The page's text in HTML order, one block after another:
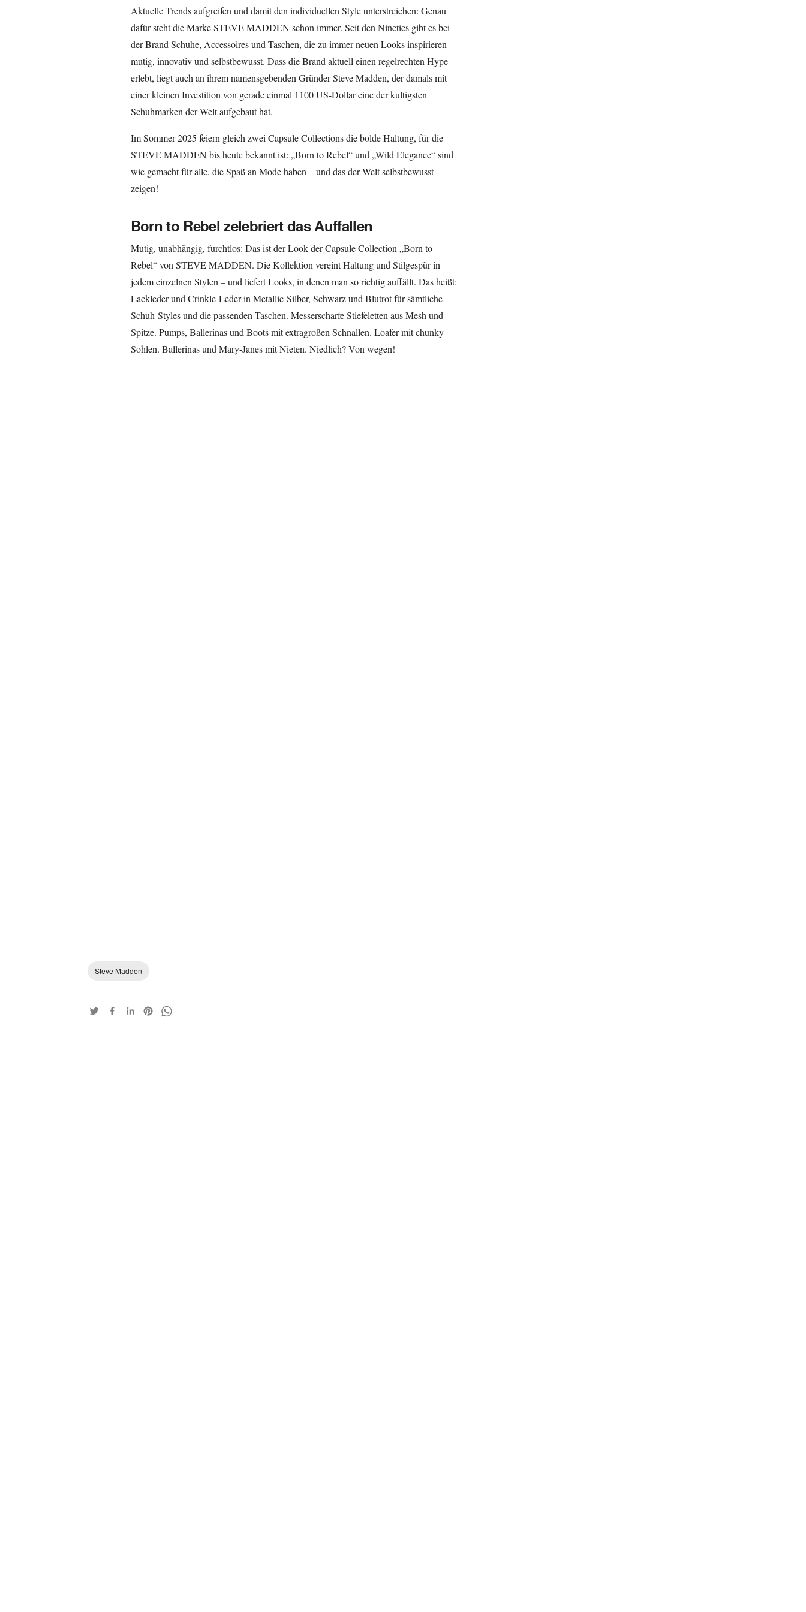
Aktuelle Trends aufgreifen und damit den individuellen Style unterstreichen: Genau
dafür steht die Marke STEVE MADDEN schon immer. Seit den Nineties gibt es bei
der Brand Schuhe, Accessoires und Taschen, die zu immer neuen Looks inspirieren –
mutig, innovativ und selbstbewusst. Dass die Brand aktuell einen regelrechten Hype
erlebt, liegt auch an ihrem namensgebenden Gründer Steve Madden, der damals mit
einer kleinen Investition von gerade einmal 1100 US-Dollar eine der kultigsten
Schuhmarken der Welt aufgebaut hat.
Im Sommer 2025 feiern gleich zwei Capsule Collections die bolde Haltung, für die
STEVE MADDEN bis heute bekannt ist: „Born to Rebel“ und „Wild Elegance“ sind
wie gemacht für alle, die Spaß an Mode haben – und das der Welt selbstbewusst
zeigen!
Born to Rebel zelebriert das Auffallen
Mutig, unabhängig, furchtlos: Das ist der Look der Capsule Collection „Born to
Rebel“ von STEVE MADDEN. Die Kollektion vereint Haltung und Stilgespür in
jedem einzelnen Stylen – und liefert Looks, in denen man so richtig auffällt. Das heißt:
Lackleder und Crinkle-Leder in Metallic-Silber, Schwarz und Blutrot für sämtliche
Schuh-Styles und die passenden Taschen. Messerscharfe Stiefeletten aus Mesh und
Spitze. Pumps, Ballerinas und Boots mit extragroßen Schnallen. Loafer mit chunky
Sohlen. Ballerinas und Mary-Janes mit Nieten. Niedlich? Von wegen!
Steve Madden